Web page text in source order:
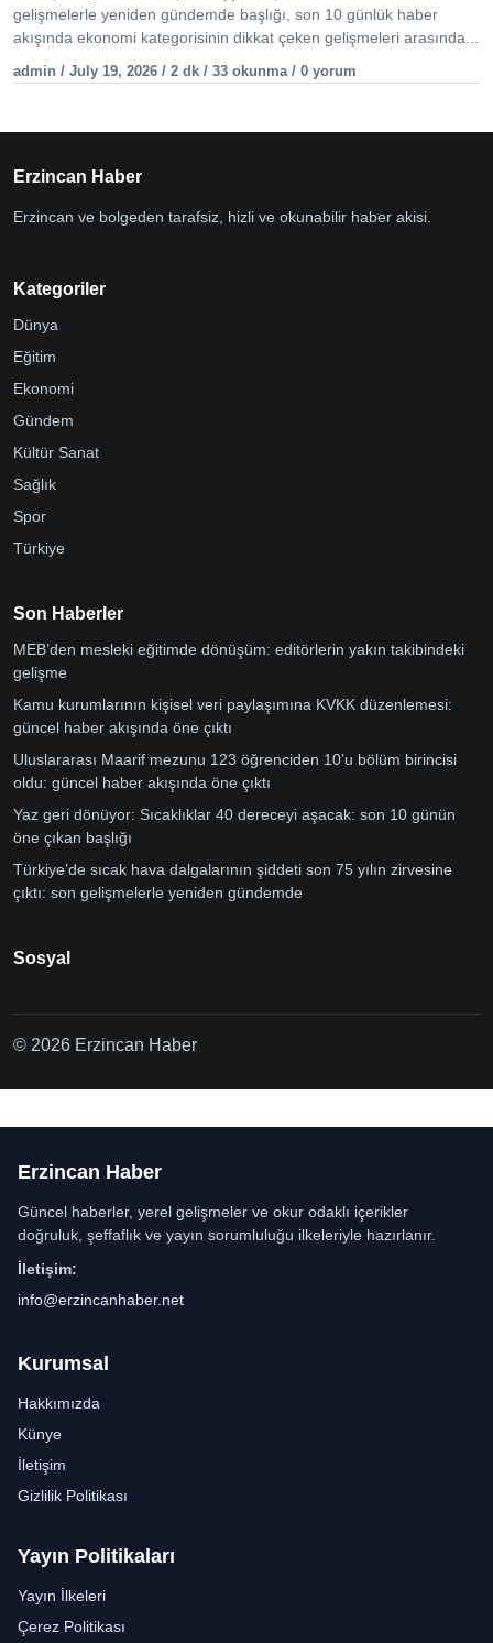
gelişmelerle yeniden gündemde başlığı, son 10 günlük haber
akışında ekonomi kategorisinin dikkat çeken gelişmeleri arasında...
admin / July 19, 2026 / 2 dk / 33 okunma / 0 yorum
Erzincan Haber
Erzincan ve bolgeden tarafsiz, hizli ve okunabilir haber akisi.
Kategoriler
Dünya
Eğitim
Ekonomi
Gündem
Kültür Sanat
Sağlık
Spor
Türkiye
Son Haberler
MEB’den mesleki eğitimde dönüşüm: editörlerin yakın takibindeki
gelişme
Kamu kurumlarının kişisel veri paylaşımına KVKK düzenlemesi:
güncel haber akışında öne çıktı
Uluslararası Maarif mezunu 123 öğrenciden 10’u bölüm birincisi
oldu: güncel haber akışında öne çıktı
Yaz geri dönüyor: Sıcaklıklar 40 dereceyi aşacak: son 10 günün
öne çıkan başlığı
Türkiye’de sıcak hava dalgalarının şiddeti son 75 yılın zirvesine
çıktı: son gelişmelerle yeniden gündemde
Sosyal
© 2026 Erzincan Haber
Erzincan Haber
Güncel haberler, yerel gelişmeler ve okur odaklı içerikler
doğruluk, şeffaflık ve yayın sorumluluğu ilkeleriyle hazırlanır.
İletişim:
info@erzincanhaber.net
Kurumsal
Hakkımızda
Künye
İletişim
Gizlilik Politikası
Yayın Politikaları
Yayın İlkeleri
Çerez Politikası